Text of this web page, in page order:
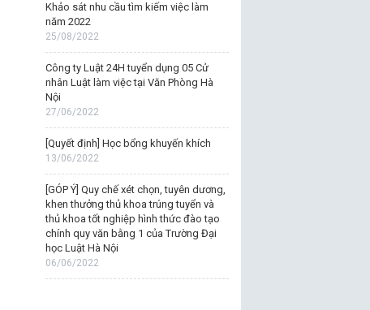
Khảo sát nhu cầu tìm kiếm việc làm
năm 2022
25/08/2022
Công ty Luật 24H tuyển dụng 05 Cử
nhân Luật làm việc tại Văn Phòng Hà
Nội
27/06/2022
[Quyết định] Học bổng khuyến khích
13/06/2022
[GÓP Ý] Quy chế xét chọn, tuyên dương,
khen thưởng thủ khoa trúng tuyển và
thủ khoa tốt nghiệp hình thức đào tạo
chính quy văn bằng 1 của Trường Đại
học Luật Hà Nội
06/06/2022